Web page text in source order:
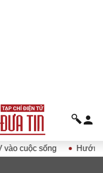
Hướng tới Đại hội đại